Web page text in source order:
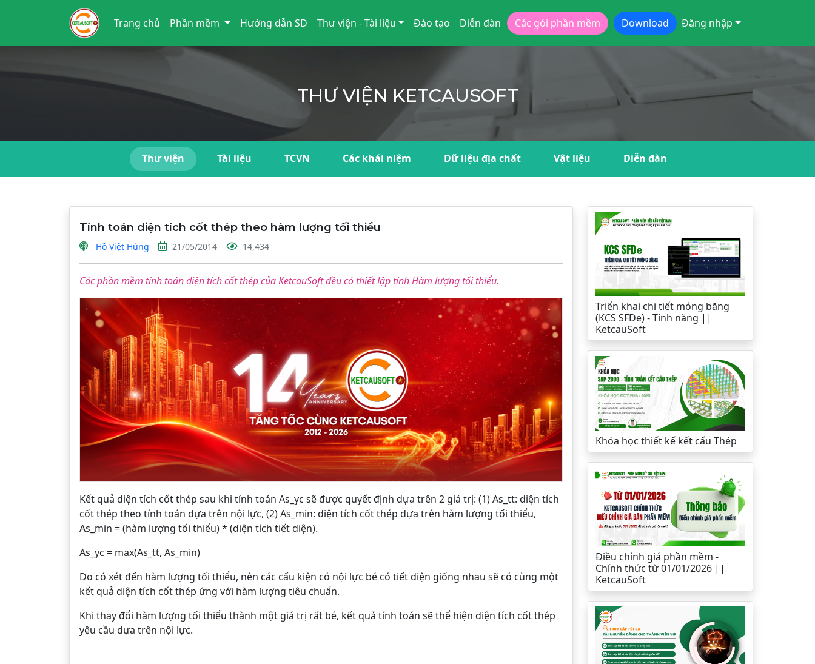
Trang chủ Phần mềm Hướng dẫn SD Thư viện - Tài liệu Đào tạo Diễn đàn Các gói phần mềm Download Đăng nhập
THƯ VIỆN KETCAUSOFT
Thư viện Tài liệu TCVN Các khái niệm Dữ liệu địa chất Vật liệu Diễn đàn
Tính toán diện tích cốt thép theo hàm lượng tối thiểu
Hồ Việt Hùng 21/05/2014 14,434
Các phần mềm tính toán diện tích cốt thép của KetcauSoft đều có thiết lập tính Hàm lượng tối thiểu.
Kết quả diện tích cốt thép sau khi tính toán As_yc sẽ được quyết định dựa trên 2 giá trị: (1) As_tt: diện tích
cốt thép theo tính toán dựa trên nội lực, (2) As_min: diện tích cốt thép dựa trên hàm lượng tối thiểu,
As_min = (hàm lượng tối thiểu) * (diện tích tiết diện).
As_yc = max(As_tt, As_min)
Do có xét đến hàm lượng tối thiểu, nên các cấu kiện có nội lực bé có tiết diện giống nhau sẽ có cùng một
kết quả diện tích cốt thép ứng với hàm lượng tiêu chuẩn.
Khi thay đổi hàm lượng tối thiểu thành một giá trị rất bé, kết quả tính toán sẽ thể hiện diện tích cốt thép
yêu cầu dựa trên nội lực.
Triển khai chi tiết móng băng
(KCS SFDe) - Tính năng ||
KetcauSoft
Khóa học thiết kế kết cấu Thép
Điều chỉnh giá phần mềm -
Chính thức từ 01/01/2026 ||
KetcauSoft